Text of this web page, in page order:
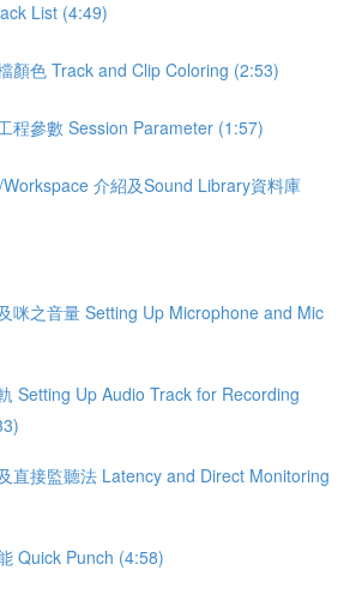
List (4:49)
顏色 Track and Clip Coloring (2:53)
程參數 Session Parameter (1:57)
介紹及Sound Library資料庫
咪之音量 Setting Up Microphone and Mic
Setting Up Audio Track for Recording
直接監聽法 Latency and Direct Monitoring
Quick Punch (4:58)